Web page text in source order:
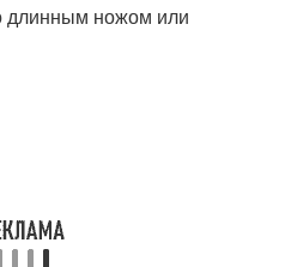
длинным ножом или